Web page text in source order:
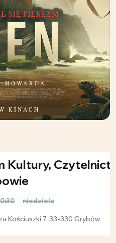
Kultury,
niedziela
Kościuszki 7, 33-330 Grybów